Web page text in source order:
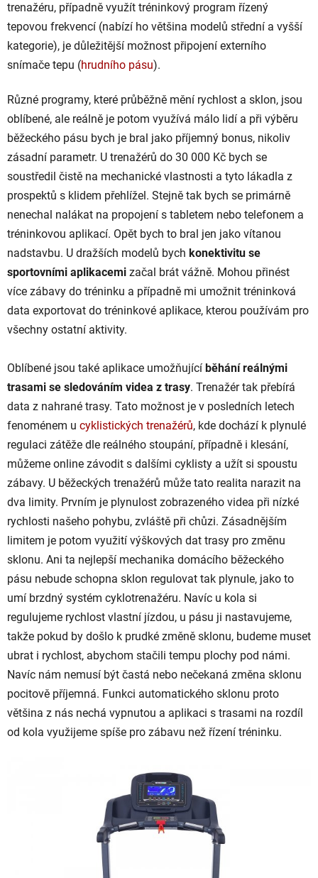
trenažéru, případně využít tréninkový program řízený
tepovou frekvencí (nabízí ho většina modelů střední a vyšší
kategorie), je důležitější možnost připojení externího
snímače tepu (hrudního pásu).
Různé programy, které průběžně mění rychlost a sklon, jsou
oblíbené, ale reálně je potom využívá málo lidí a při výběru
běžeckého pásu bych je bral jako příjemný bonus, nikoliv
zásadní parametr. U trenažérů do 30 000 Kč bych se
soustředil čistě na mechanické vlastnosti a tyto lákadla z
prospektů s klidem přehlížel. Stejně tak bych se primárně
nenechal nalákat na propojení s tabletem nebo telefonem a
tréninkovou aplikací. Opět bych to bral jen jako vítanou
nadstavbu. U dražších modelů bych konektivitu se
sportovními aplikacemi začal brát vážně. Mohou přinést
více zábavy do tréninku a případně mi umožnit tréninková
data exportovat do tréninkové aplikace, kterou používám pro
všechny ostatní aktivity.
Oblíbené jsou také aplikace umožňující běhání reálnými
trasami se sledováním videa z trasy. Trenažér tak přebírá
data z nahrané trasy. Tato možnost je v posledních letech
fenoménem u cyklistických trenažérů, kde dochází k plynulé
regulaci zátěže dle reálného stoupání, případně i klesání,
můžeme online závodit s dalšími cyklisty a užít si spoustu
zábavy. U běžeckých trenažérů může tato realita narazit na
dva limity. Prvním je plynulost zobrazeného videa při nízké
rychlosti našeho pohybu, zvláště při chůzi. Zásadnějším
limitem je potom využití výškových dat trasy pro změnu
sklonu. Ani ta nejlepší mechanika domácího běžeckého
pásu nebude schopna sklon regulovat tak plynule, jako to
umí brzdný systém cyklotrenažéru. Navíc u kola si
regulujeme rychlost vlastní jízdou, u pásu ji nastavujeme,
takže pokud by došlo k prudké změně sklonu, budeme muset
ubrat i rychlost, abychom stačili tempu plochy pod námi.
Navíc nám nemusí být častá nebo nečekaná změna sklonu
pocitově příjemná. Funkci automatického sklonu proto
většina z nás nechá vypnutou a aplikaci s trasami na rozdíl
od kola využijeme spíše pro zábavu než řízení tréninku.